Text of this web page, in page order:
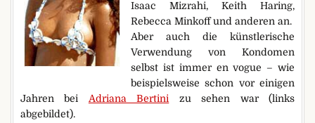
Isaac Mizrahi, Keith Haring,
Rebecca Minkoff und anderen an.
Aber auch die künstlerische
Verwendung von Kondomen
selbst ist immer en vogue – wie
beispielsweise schon vor einigen
Jahren bei Adriana Bertini zu sehen war (links
abgebildet).